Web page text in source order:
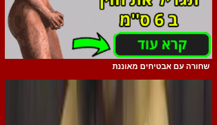
שחורה עם אבטיחים מאוננת